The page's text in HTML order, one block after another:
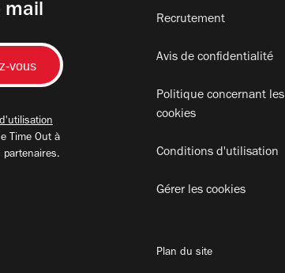
mail
Time Out à
partenaires.
Recrutement
Avis de confidentialité
Politique concernant les
cookies
Conditions d'utilisation
Gérer les cookies
Plan du site